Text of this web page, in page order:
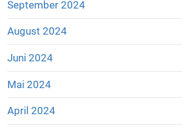
September 2024
August 2024
Juni 2024
Mai 2024
April 2024